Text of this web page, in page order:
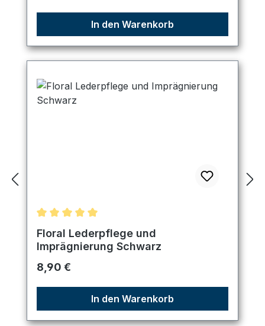
In den Warenkorb
Durchschnittliche Bewertung von 5 von 5 Sternen
Floral Lederpflege und
Imprägnierung Schwarz
Regulärer Preis:
8,90 €
In den Warenkorb